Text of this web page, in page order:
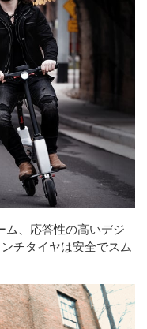
ム、応答性の高いデジ
チタイヤは安全でスム